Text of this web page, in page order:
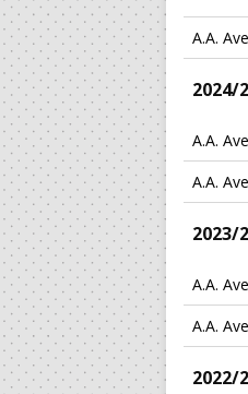
A.A.
2024/
A.A.
A.A.
2023/
A.A.
A.A.
2022/